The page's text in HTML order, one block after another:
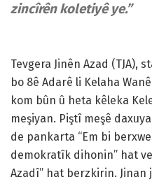
zincîrên koletiyê ye.”
Tevgera Jinên Azad (TJA),
bo 8ê Adarê li Kelaha
kom bûn û heta kêleka
meşiyan. Piştî meşê
de pankarta “Em bi
demokratîk dihonin” hat
Azadî” hat berzkirin.